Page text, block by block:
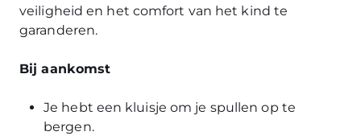
veiligheid en het comfort van het kind te
garanderen.
Bij aankomst
Je hebt een kluisje om je spullen op te
bergen.